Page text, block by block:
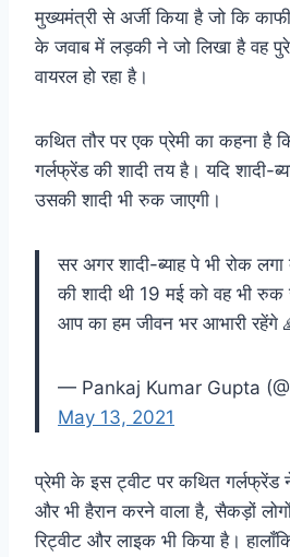
मुख्यमंत्री से अर्जी किया है जो कि
के जवाब में लड़की ने जो लिखा है वह पुरे
वायरल हो रहा है।
कथित तौर पर एक प्रेमी का कहना है
गर्लफ्रेंड की शादी तय है। यदि शादी-
उसकी शादी भी रुक जाएगी।
सर अगर शादी-ब्याह पे भी रोक
की शादी थी 19 मई को वह भी रुक
आप का हम जीवन भर आभारी रहेंगे
— Pankaj Kumar Gupta
May 13, 2021
प्रेमी के इस ट्वीट पर कथित गर्लफ्रेंड ने
और भी हैरान करने वाला है, सैकड़ों
रिट्वीट और लाइक भी किया है।